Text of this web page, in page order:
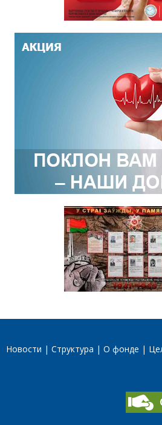
Новости Структура О фонде